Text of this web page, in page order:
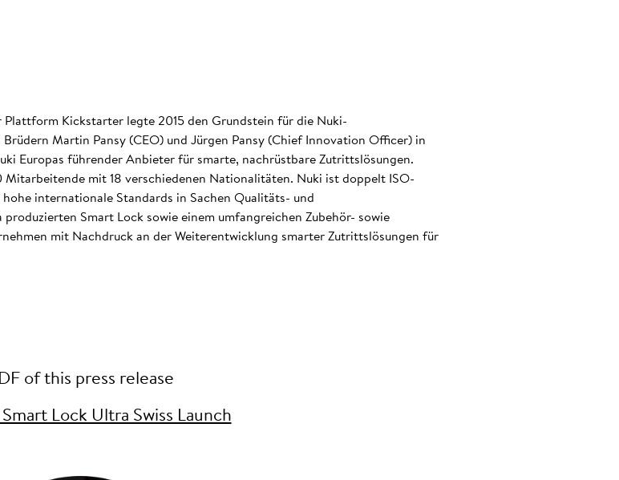
Kickstarter legte 2015 den Grundstein für die Nuki-
Martin Pansy (CEO) und Jürgen Pansy (Chief Innovation Officer) in
Europas führender Anbieter für smarte, nachrüstbare Zutrittslösungen.
mit 18 verschiedenen Nationalitäten. Nuki ist doppelt ISO-
internationale Standards in Sachen Qualitäts- und
Smart Lock sowie einem umfangreichen Zubehör- sowie
mit Nachdruck an der Weiterentwicklung smarter Zutrittslösungen für
of this press release
Lock Ultra Swiss Launch